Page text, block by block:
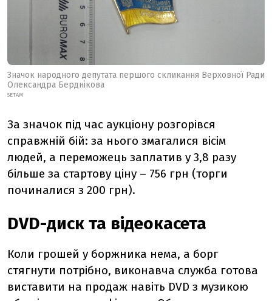
Значок народного депутата першого скликання Верховної Ради
Олександра Берднікова
SETAM
За значок під час аукціону розгорівся
справжній бій: за нього змагалися вісім
людей, а переможець заплатив у 3,8 разу
більше за стартову ціну – 756 грн (торги
починалися з 200 грн).
DVD-диск та відеокасета
Коли грошей у боржника нема, а борг
стягнути потрібно, виконавча служба готова
виставити на продаж навіть DVD з музикою